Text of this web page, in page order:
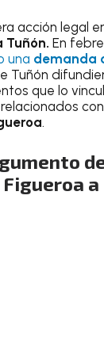
acción legal
Tuñón.En
una demanda
Tuñón
que lo
.